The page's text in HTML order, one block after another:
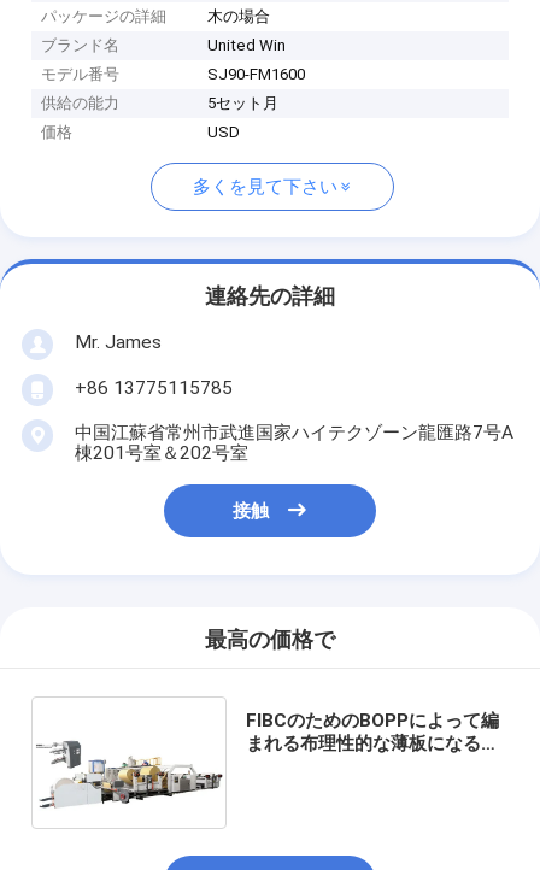
パッケージの詳細
木の場合
ブランド名
United Win
モデル番号
SJ90-FM1600
供給の能力
5セット月
価格
USD
多くを見て下さい
連絡先の詳細
Mr. James
+86 13775115785
中国江蘇省常州市武進国家ハイテクゾーン龍匯路7号A
棟201号室＆202号室
接触
最高の価格で
FIBCのためのBOPPによって編
まれる布理性的な薄板になる機